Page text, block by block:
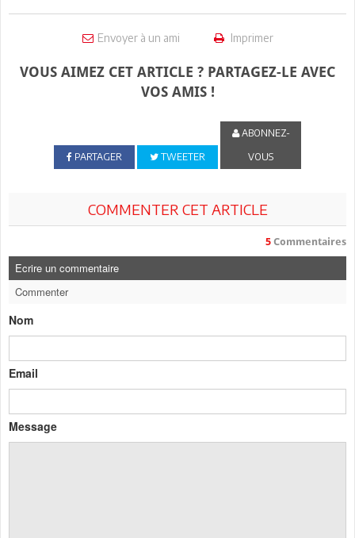
Envoyer à un ami Imprimer
VOUS AIMEZ CET ARTICLE ? PARTAGEZ-LE AVEC
VOS AMIS !
PARTAGER TWEETER
ABONNEZ-
VOUS
COMMENTER CET ARTICLE
5 Commentaires
Ecrire un commentaire
Commenter
Nom
Email
Message